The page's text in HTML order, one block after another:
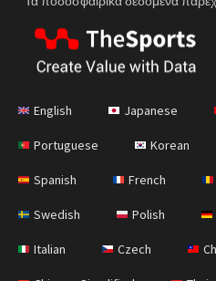
English Japanese
Portuguese Korean
Spanish French
Swedish Polish
Italian Czech